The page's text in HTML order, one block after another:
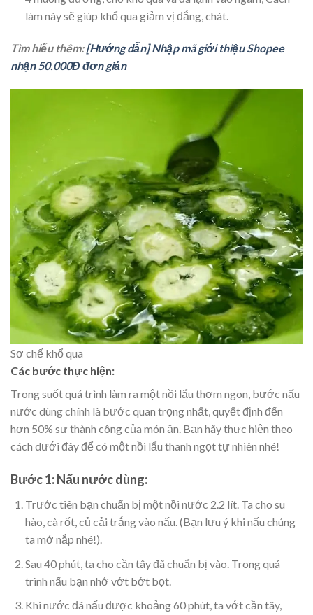
làm này sẽ giúp khổ qua giảm vị đắng, chát.
Tìm hiểu thêm:[Hướng dẫn] Nhập mã giới thiệu Shopee
nhận 50.000Đ đơn giản
Sơ chế khổ qua
Các bước thực hiện:
Trong suốt quá trình làm ra một nồi lẩu thơm ngon, bước nấu
nước dùng chính là bước quan trọng nhất, quyết định đến
hơn 50% sự thành công của món ăn. Bạn hãy thực hiện theo
cách dưới đây để có một nồi lẩu thanh ngọt tự nhiên nhé!
Bước 1: Nấu nước dùng:
Trước tiên bạn chuẩn bị một nồi nước 2.2 lít. Ta cho su
hào, cà rốt, củ cải trắng vào nấu. (Bạn lưu ý khi nấu chúng
ta mở nắp nhé!).
Sau 40 phút, ta cho cần tây đã chuẩn bị vào. Trong quá
trình nấu bạn nhớ vớt bớt bọt.
Khi nước đã nấu được khoảng 60 phút, ta vớt cần tây,